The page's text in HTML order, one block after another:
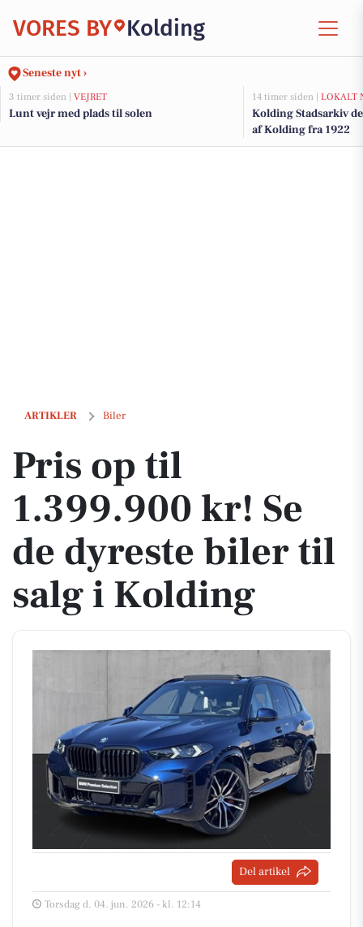
VORES BY Kolding
Seneste nyt ›
3 timer siden | VEJRET
Lunt vejr med plads til solen
14 timer siden | LOKALT
Kolding Stadsarkiv
af Kolding fra 1922
ARTIKLER Biler
Pris op til 1.399.900 kr! Se de dyreste biler til salg i Kolding
Pris op til
1.399.900 kr! Se
de dyreste biler til
salg i Kolding
Del artikel
Torsdag d. 04. jun. 2026 - kl. 12:14